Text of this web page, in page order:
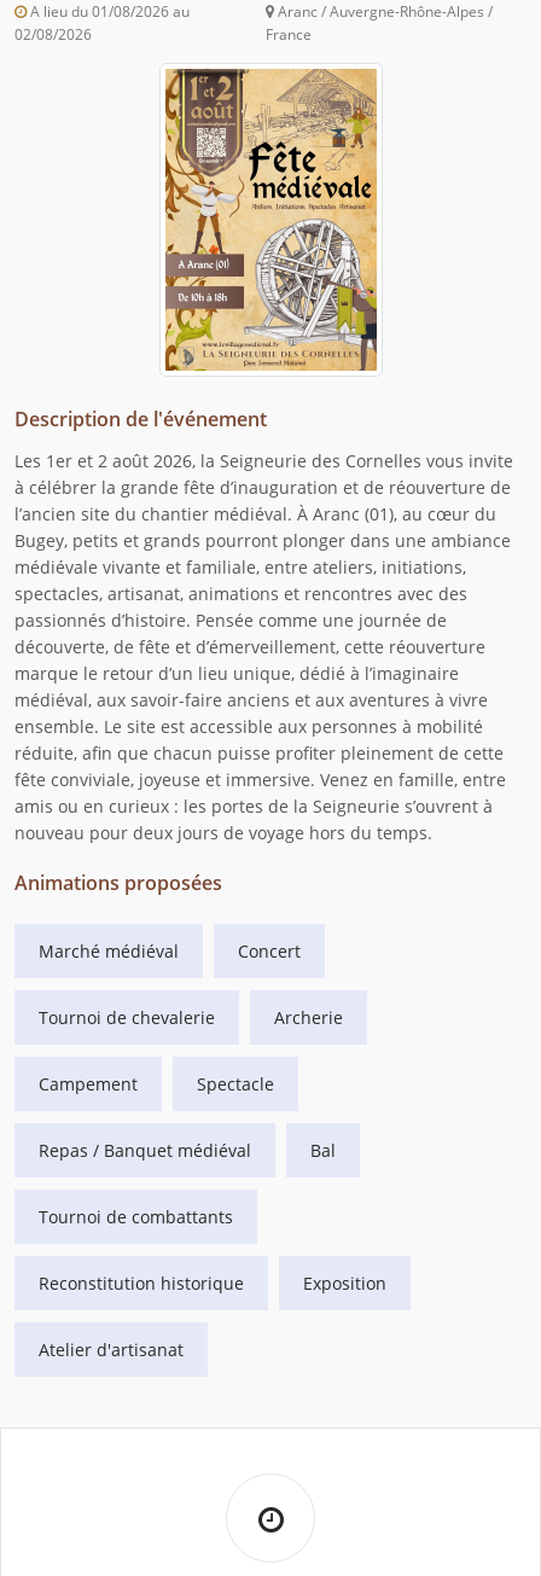
A lieu du 01/08/2026 au
02/08/2026
Aranc / Auvergne-Rhône-Alpes /
France
Description de l'événement
Les 1er et 2 août 2026, la Seigneurie des Cornelles vous invite
à célébrer la grande fête d’inauguration et de réouverture de
l’ancien site du chantier médiéval. À Aranc (01), au cœur du
Bugey, petits et grands pourront plonger dans une ambiance
médiévale vivante et familiale, entre ateliers, initiations,
spectacles, artisanat, animations et rencontres avec des
passionnés d’histoire. Pensée comme une journée de
découverte, de fête et d’émerveillement, cette réouverture
marque le retour d’un lieu unique, dédié à l’imaginaire
médiéval, aux savoir-faire anciens et aux aventures à vivre
ensemble. Le site est accessible aux personnes à mobilité
réduite, afin que chacun puisse profiter pleinement de cette
fête conviviale, joyeuse et immersive. Venez en famille, entre
amis ou en curieux : les portes de la Seigneurie s’ouvrent à
nouveau pour deux jours de voyage hors du temps.
Animations proposées
Marché médiéval Concert
Tournoi de chevalerie Archerie
Campement Spectacle
Repas / Banquet médiéval Bal
Tournoi de combattants
Reconstitution historique Exposition
Atelier d'artisanat